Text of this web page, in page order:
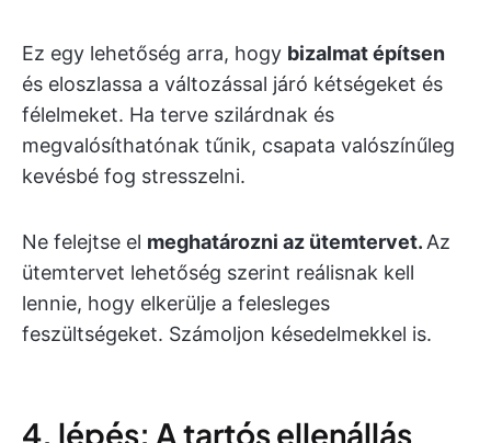
Ez egy lehetőség arra, hogy bizalmat építsen
és eloszlassa a változással járó kétségeket és
félelmeket. Ha terve szilárdnak és
megvalósíthatónak tűnik, csapata valószínűleg
kevésbé fog stresszelni.
Ne felejtse el meghatározni az ütemtervet. Az
ütemtervet lehetőség szerint reálisnak kell
lennie, hogy elkerülje a felesleges
feszültségeket. Számoljon késedelmekkel is.
4. lépés: A tartós ellenállás